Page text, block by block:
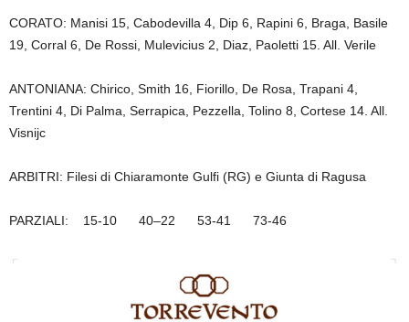
CORATO: Manisi 15, Cabodevilla 4, Dip 6, Rapini 6, Braga, Basile
19, Corral 6, De Rossi, Mulevicius 2, Diaz, Paoletti 15. All. Verile
ANTONIANA: Chirico, Smith 16, Fiorillo, De Rosa, Trapani 4,
Trentini 4, Di Palma, Serrapica, Pezzella, Tolino 8, Cortese 14. All.
Visnijc
ARBITRI: Filesi di Chiaramonte Gulfi (RG) e Giunta di Ragusa
PARZIALI: 15-10 40–22 53-41 73-46